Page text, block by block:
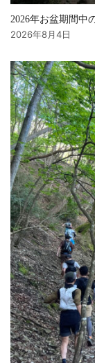
2026年お盆期間中
2026年8月4日